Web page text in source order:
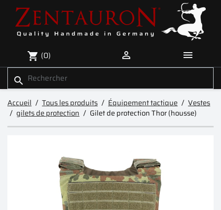
shopping_cart (0)  
search
Accueil Tous les produits Équipement tactique
Vestes
gilets de protection
Gilet de protection Thor (housse)